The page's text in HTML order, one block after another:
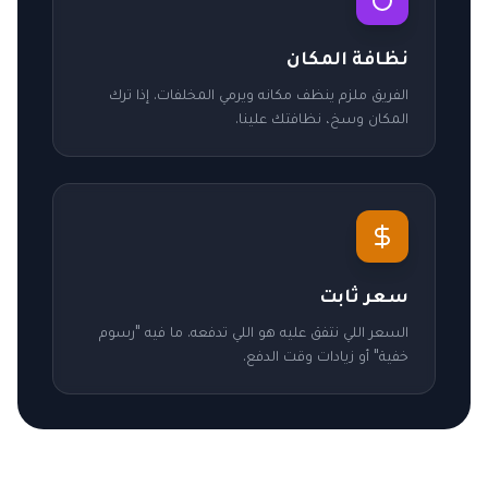
نظافة المكان
الفريق ملزم ينظف مكانه ويرمي المخلفات. إذا ترك
المكان وسخ، نظافتك علينا.
سعر ثابت
السعر اللي نتفق عليه هو اللي تدفعه. ما فيه "رسوم
خفية" أو زيادات وقت الدفع.